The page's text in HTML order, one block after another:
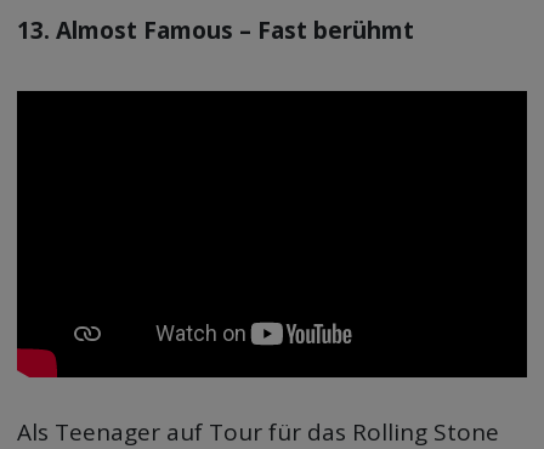
13. Almost Famous – Fast berühmt
Als Teenager auf Tour für das Rolling Stone